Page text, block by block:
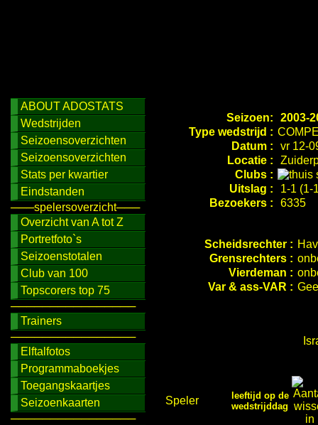
ABOUT ADOSTATS
Wedstrijden
Seizoensoverzichten
Seizoensoverzichten
Stats per kwartier
Eindstanden
───spelersoverzicht───
Overzicht van A tot Z
Portretfoto`s
Seizoenstotalen
Club van 100
Topscorers top 75
────────────────
Trainers
────────────────
Elftalfotos
Programmaboekjes
Toegangskaartjes
Seizoenkaarten
────────────────
Seizoen:
2003-
Type wedstrijd :
Datum :
vr 12-
Locatie :
Clubs :
Uitslag :
1-1 (1-
Bezoekers :
6335
Scheidsrechter :
Grensrechters :
Vierdeman :
Var & ass-VAR :
Speler
leeftijd op de
wedstrijddag